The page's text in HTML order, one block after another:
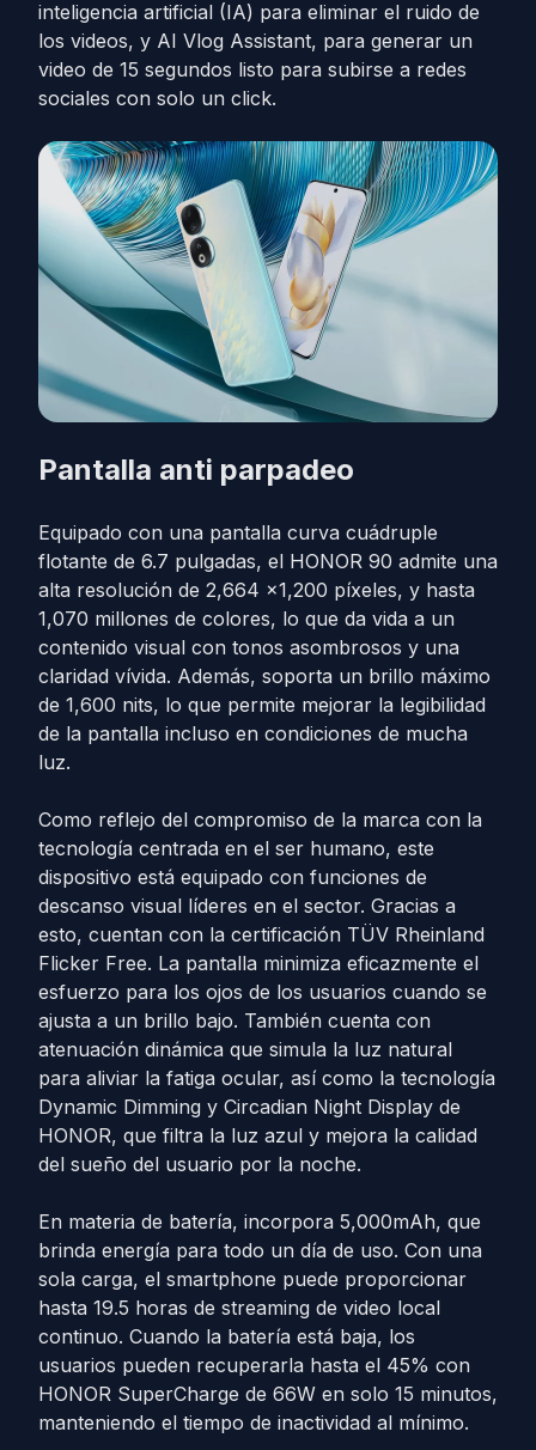
inteligencia artificial (IA) para eliminar el ruido de
los videos, y AI Vlog Assistant, para generar un
video de 15 segundos listo para subirse a redes
sociales con solo un click.
Pantalla anti parpadeo
Equipado con una pantalla curva cuádruple
flotante de 6.7 pulgadas, el HONOR 90 admite una
alta resolución de 2,664 x1,200 píxeles, y hasta
1,070 millones de colores, lo que da vida a un
contenido visual con tonos asombrosos y una
claridad vívida. Además, soporta un brillo máximo
de 1,600 nits, lo que permite mejorar la legibilidad
de la pantalla incluso en condiciones de mucha
luz.
Como reflejo del compromiso de la marca con la
tecnología centrada en el ser humano, este
dispositivo está equipado con funciones de
descanso visual líderes en el sector. Gracias a
esto, cuentan con la certificación TÜV Rheinland
Flicker Free. La pantalla minimiza eficazmente el
esfuerzo para los ojos de los usuarios cuando se
ajusta a un brillo bajo. También cuenta con
atenuación dinámica que simula la luz natural
para aliviar la fatiga ocular, así como la tecnología
Dynamic Dimming y Circadian Night Display de
HONOR, que filtra la luz azul y mejora la calidad
del sueño del usuario por la noche.
En materia de batería, incorpora 5,000mAh, que
brinda energía para todo un día de uso. Con una
sola carga, el smartphone puede proporcionar
hasta 19.5 horas de streaming de video local
continuo. Cuando la batería está baja, los
usuarios pueden recuperarla hasta el 45% con
HONOR SuperCharge de 66W en solo 15 minutos,
manteniendo el tiempo de inactividad al mínimo.